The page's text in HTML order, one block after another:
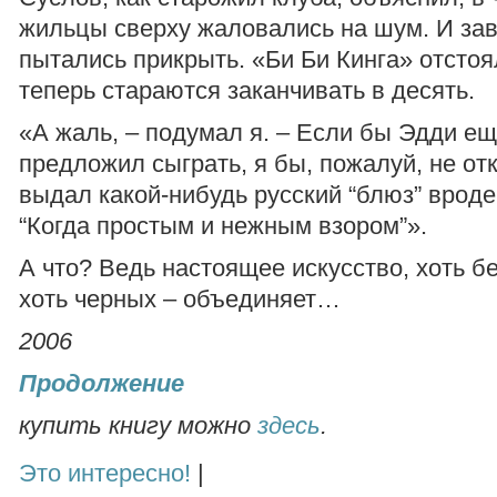
жильцы сверху жаловались на шум. И
пытались прикрыть. «Би Би Кинга»
теперь стараются заканчивать в десять.
«А жаль, – подумал я. – Если бы Эдди
предложил сыграть, я бы, пожалуй, не
выдал какой-нибудь русский “блюз”
“Когда простым и нежным взором”».
А что? Ведь настоящее искусство, хоть
хоть черных – объединяет…
2006
Продолжение
купить книгу можно здесь.
Это интересно! |